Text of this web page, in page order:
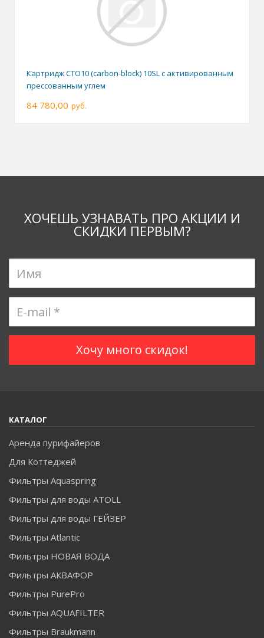
Картридж CTO10 (carbon-block) 10SL с активированным
прессованным углем
84 780,00 руб.
ХОЧЕШЬ УЗНАВАТЬ ПРО АКЦИИ И
СКИДКИ ПЕРВЫМ?
КАТАЛОГ
Аренда пурифайеров
Для Коттеджей
Фильтры Aquaspring
Фильтры для воды ATOLL
Фильтры для воды ГЕЙЗЕР
Фильтры Atlantic
Фильтры НОВАЯ ВОДА
Фильтры АКВАФОР
Фильтры PurePro
Фильтры AQUAFILTER
Фильтры Braukmann